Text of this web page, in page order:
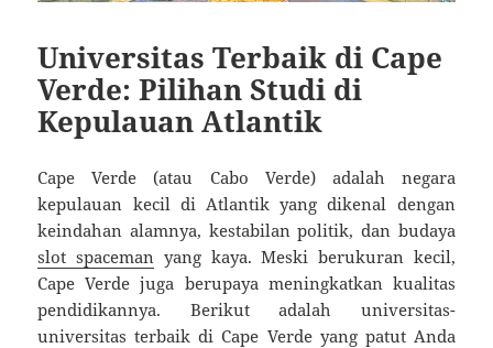
Universitas Terbaik di Cape
Verde: Pilihan Studi di
Kepulauan Atlantik
Cape Verde (atau Cabo Verde) adalah negara
kepulauan kecil di Atlantik yang dikenal dengan
keindahan alamnya, kestabilan politik, dan budaya
slot spaceman yang kaya. Meski berukuran kecil,
Cape Verde juga berupaya meningkatkan kualitas
pendidikannya. Berikut adalah universitas-
universitas terbaik di Cape Verde yang patut Anda